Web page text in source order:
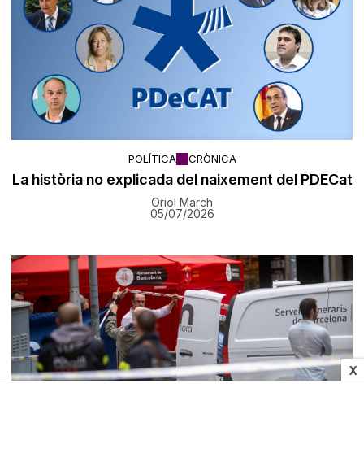
X
POLÍTICA CRÒNICA
La història no explicada del naixement del PDECat
Oriol March
05/07/2026